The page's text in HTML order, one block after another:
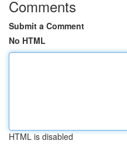
Comments
Submit a Comment
No HTML
HTML is disabled